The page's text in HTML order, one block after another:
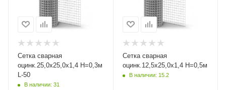
Сетка сварная
оцинк.25,0х25,0х1,4 H=0,3м
L-50
В наличии: 31
Сетка сварная
оцинк.12,5х25,0х1,4 Н=0,5м
В наличии: 15.2